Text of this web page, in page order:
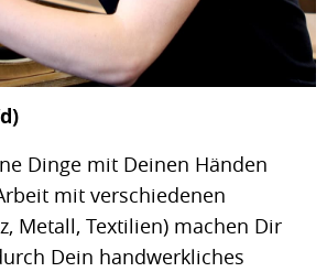
Dinge mit Deinen Händen
mit verschiedenen
Metall, Textilien) machen Dir
Dein handwerkliches